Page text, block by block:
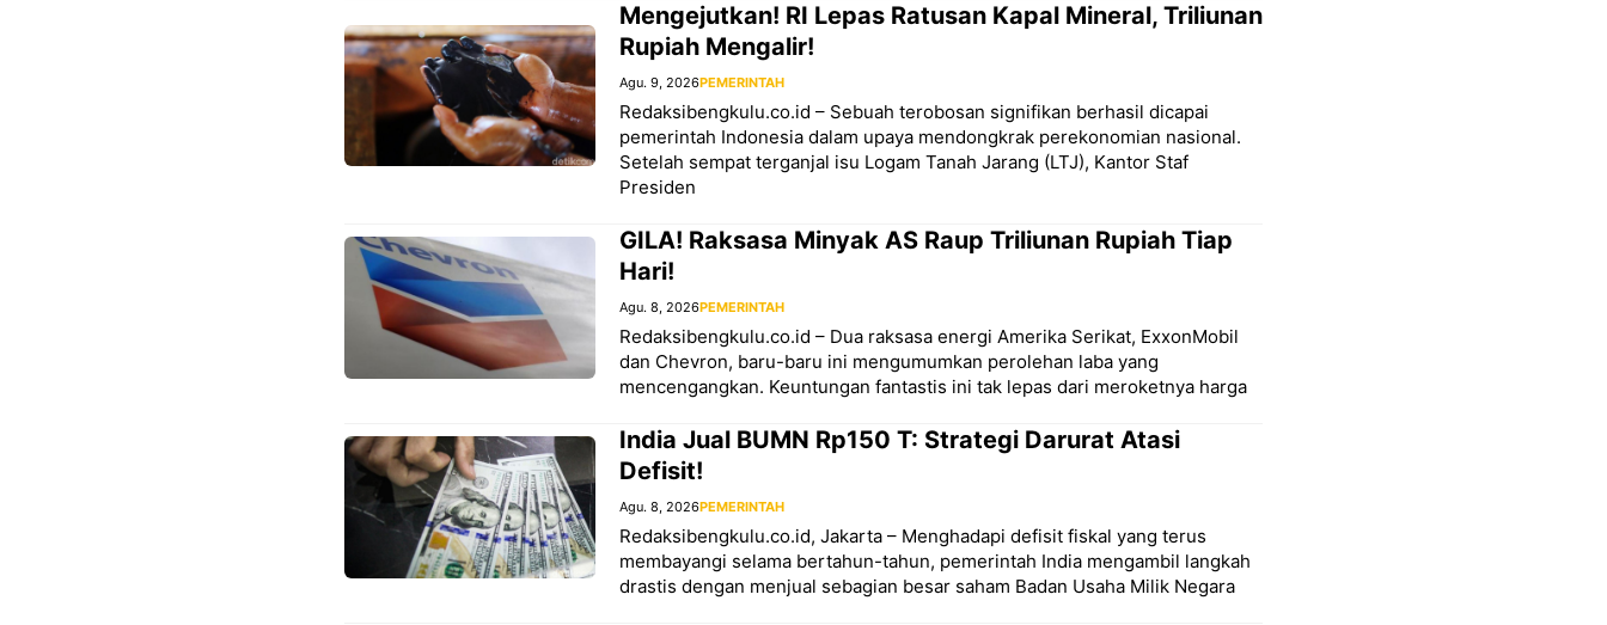
Mengejutkan! RI Lepas Ratusan Kapal Mineral, Triliunan
Rupiah Mengalir!
Agu. 9, 2026PEMERINTAH
Redaksibengkulu.co.id – Sebuah terobosan signifikan berhasil dicapai
pemerintah Indonesia dalam upaya mendongkrak perekonomian nasional.
Setelah sempat terganjal isu Logam Tanah Jarang (LTJ), Kantor Staf
Presiden
GILA! Raksasa Minyak AS Raup Triliunan Rupiah Tiap
Hari!
Agu. 8, 2026PEMERINTAH
Redaksibengkulu.co.id – Dua raksasa energi Amerika Serikat, ExxonMobil
dan Chevron, baru-baru ini mengumumkan perolehan laba yang
mencengangkan. Keuntungan fantastis ini tak lepas dari meroketnya harga
India Jual BUMN Rp150 T: Strategi Darurat Atasi
Defisit!
Agu. 8, 2026PEMERINTAH
Redaksibengkulu.co.id, Jakarta – Menghadapi defisit fiskal yang terus
membayangi selama bertahun-tahun, pemerintah India mengambil langkah
drastis dengan menjual sebagian besar saham Badan Usaha Milik Negara